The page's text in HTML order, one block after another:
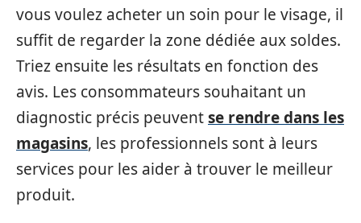
vous voulez acheter un soin pour le visage, il
suffit de regarder la zone dédiée aux soldes.
Triez ensuite les résultats en fonction des
avis. Les consommateurs souhaitant un
diagnostic précis peuventse rendre dans les
magasins, les professionnels sont à leurs
services pour les aider à trouver le meilleur
produit.